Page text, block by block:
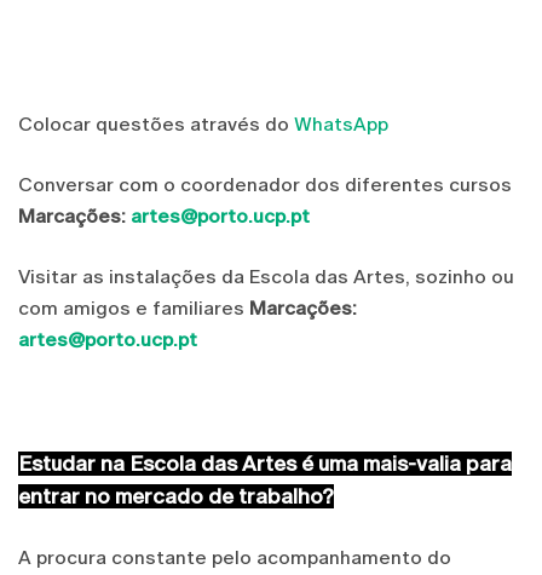
Colocar questões através do WhatsApp
Conversar com o coordenador dos diferentes cursos
Marcações: artes@porto.ucp.pt
Visitar as instalações da Escola das Artes, sozinho ou
com amigos e familiares Marcações:
artes@porto.ucp.pt
Estudar na Escola das Artes é uma mais-valia para
entrar no mercado de trabalho?
A procura constante pelo acompanhamento do